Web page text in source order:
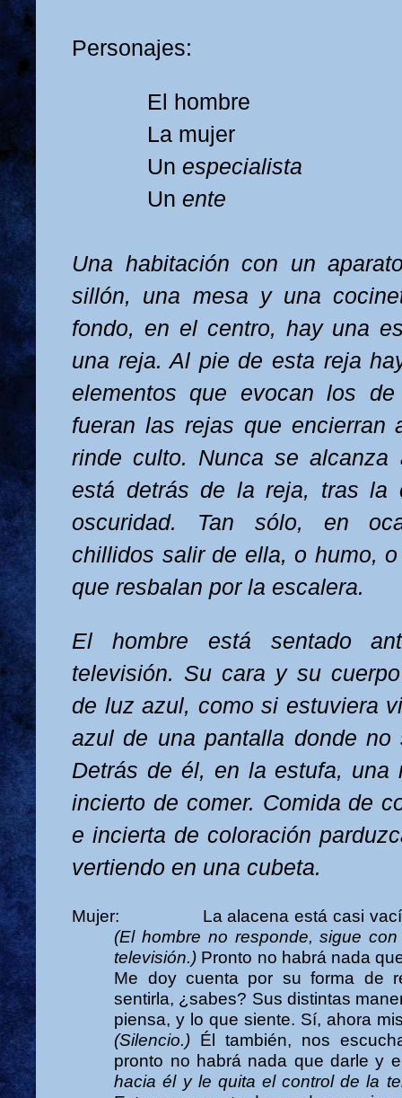
Personajes:
El hombre
La mujer
Un especialista
Un ente
Una habitación con un
sillón, una mesa y una
fondo, en el centro, hay una
una reja. Al pie de esta reja
elementos que evocan los
fueran las rejas que
rinde culto. Nunca se
está detrás de la reja, tras la
oscuridad. Tan sólo, en
chillidos salir de ella, o humo,
que resbalan por la escalera.
El hombre está sentado
televisión. Su cara y su
de luz azul, como si estuviera
azul de una pantalla donde no
Detrás de él, en la estufa, una
incierto de comer. Comida de
e incierta de coloración
vertiendo en una cubeta.
Mujer: La alacena está casi vacía,
(El hombre no responde, sigue
televisión.) Pronto no habrá nada
Me doy cuenta por su forma de
sentirla, ¿sabes? Sus distintas
piensa, y lo que siente. Sí, ahora
(Silencio.) Él también, nos
pronto no habrá nada que darle y
hacia él y le quita el control de la